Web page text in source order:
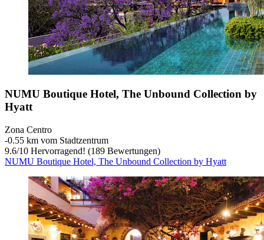
NUMU Boutique Hotel, The Unbound Collection by
Hyatt
Zona Centro
‐0.55 km vom Stadtzentrum
9.6/10 Hervorragend! (189 Bewertungen)
NUMU Boutique Hotel, The Unbound Collection by Hyatt